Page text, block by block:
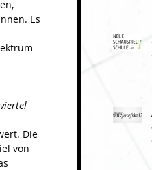
Es
Die
von